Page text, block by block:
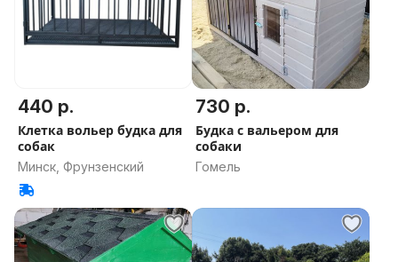
440 р.
Клетка вольер будка для
собак
Минск, Фрунзенский
730 р.
Будка с вальером для
собаки
Гомель